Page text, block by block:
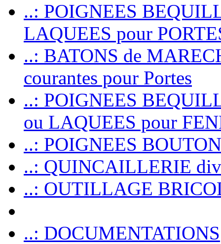
..: POIGNEES
LAQUEES pour
..: BATONS de
courantes pour Portes
..: POIGNEES
ou LAQUEES pour
..: POIGNEES
..: QUINCAILLERIE
..: OUTILLAGE
..: DOCUMENTATIONS